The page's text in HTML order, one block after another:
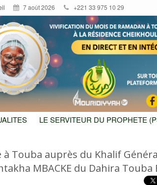
7 août 2026 +221 33 975 10 29
LE SERVITEUR DU PROPHETE
à Touba auprès du Khalif
MBACKE du Dahira Touba